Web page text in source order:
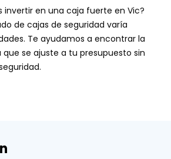
invertir en una caja fuerte en Vic?
de cajas de seguridad varía
Te ayudamos a encontrar la
se ajuste a tu presupuesto sin